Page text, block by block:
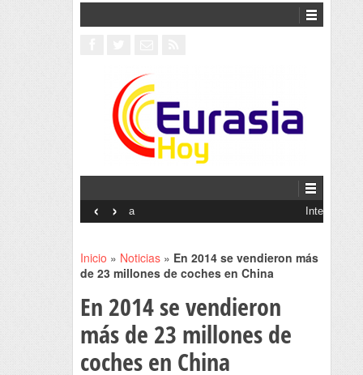
Interventionism estatal
‹ ›
Inicio » Noticias» En 2014 se vendieron más
de 23 millones de coches en China
En 2014 se vendieron
más de 23 millones de
coches en China